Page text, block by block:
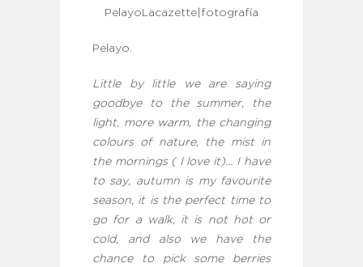
PelayoLacazette|fotografía
Pelayo.
Little by little we are saying
goodbye to the summer, the
light, more warm, the changing
colours of nature, the mist in
the mornings ( I love it)… I have
to say, autumn is my favourite
season, it is the perfect time to
go for a walk, it is not hot or
cold, and also we have the
chance to pick some berries